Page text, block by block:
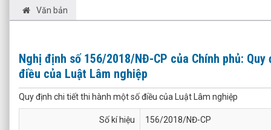
Văn bản
Nghị định số 156/2018/NĐ-CP của Chính phủ:
điều của Luật Lâm nghiệp
Quy định chi tiết thi hành một số điều của Luật Lâm nghiệp
Số kí hiệu 156/2018/NĐ-CP